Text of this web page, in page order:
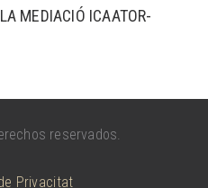
MEDIACIÓ ICAATOR-
reservados.
Privacitat